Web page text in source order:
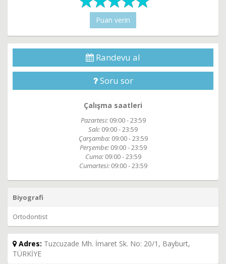
Puan verin
Randevu al
Soru sor
Çalışma saatleri
Pazartesi: 09:00 - 23:59
Salı: 09:00 - 23:59
Çarşamba: 09:00 - 23:59
Perşembe: 09:00 - 23:59
Cuma: 09:00 - 23:59
Cumartesi: 09:00 - 23:59
Biyografi
Ortodontist
Adres: Tuzcuzade Mh. İmaret Sk. No: 20/1, Bayburt,
TÜRKİYE